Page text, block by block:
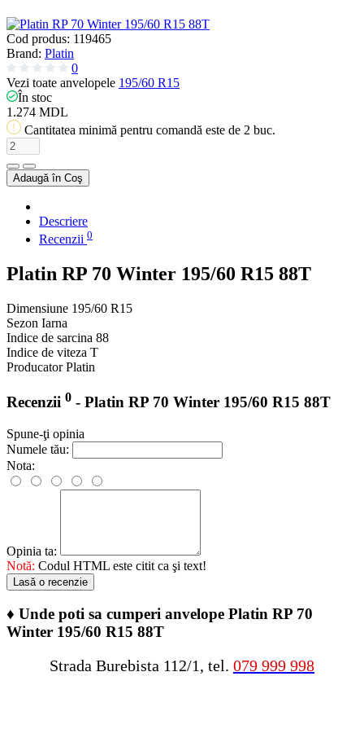
Cod produs: 119465
Brand: Platin
0
Vezi toate anvelopele 195/60 R15
În stoc
1.274 MDL
Cantitatea minimă pentru comandă este de 2 buc.
Adaugă în Coş
Descriere
Recenzii 0
Platin RP 70 Winter 195/60 R15 88T
Dimensiune 195/60 R15
Sezon Iarna
Indice de sarcina 88
Indice de viteza T
Producator Platin
Recenzii 0 - Platin RP 70 Winter 195/60 R15 88T
Spune-ţi opinia
Numele tău:
Nota:
Opinia ta:
Notă: Codul HTML este citit ca şi text!
Lasă o recenzie
♦ Unde poti sa cumperi anvelope Platin RP 70
Winter 195/60 R15 88T
Strada Burebista 112/1, tel. 079 999 998